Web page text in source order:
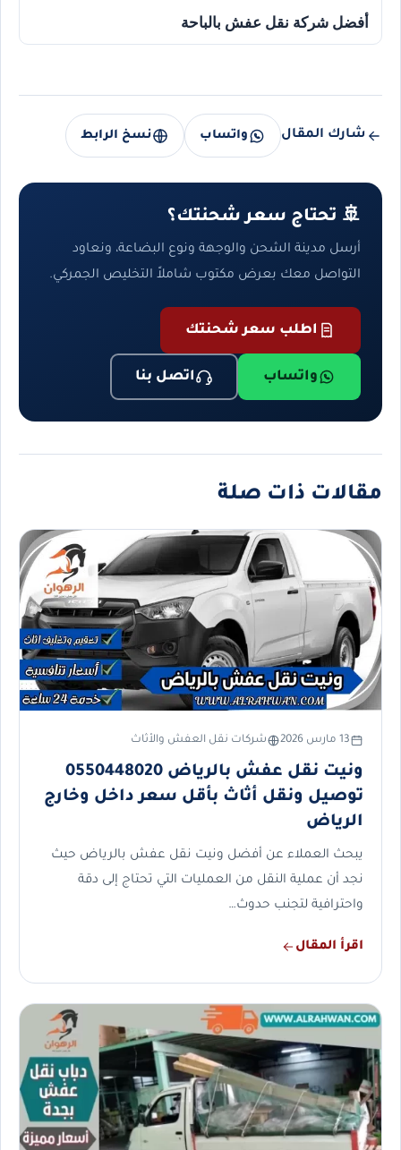
أفضل شركة نقل عفش بالباحة
شارك المقال واتساب نسخ الرابط
🚢 تحتاج سعر شحنتك؟
أرسل مدينة الشحن والوجهة ونوع البضاعة، ونعاود
التواصل معك بعرض مكتوب شاملاً التخليص الجمركي.
اطلب سعر شحنتك
واتساب اتصل بنا
مقالات ذات صلة
13 مارس 2026 شركات نقل العفش والأثاث
ونيت نقل عفش بالرياض 0550448020
توصيل ونقل أثاث بأقل سعر داخل وخارج
الرياض
يبحث العملاء عن أفضل ونيت نقل عفش بالرياض حيث
نجد أن عملية النقل من العمليات التي تحتاج إلى دقة
واحترافية لتجنب حدوث…
اقرأ المقال